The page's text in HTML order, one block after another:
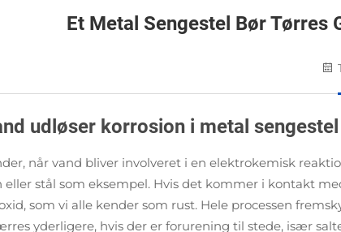
Et Metal Sengestel Bør Tørres
udløser korrosion i metal sengestel
når vand bliver involveret i en elektrokemisk
eller stål som eksempel. Hvis det kommer i kontakt
som vi alle kender som rust. Hele processen
yderligere, hvis der er forurening til stede, især